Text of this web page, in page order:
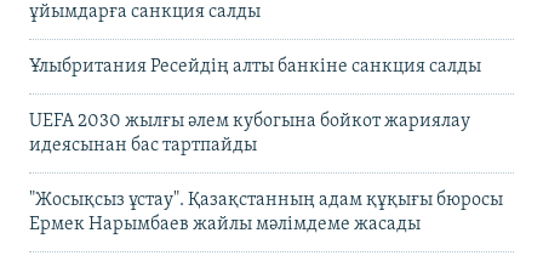
ұйымдарға санкция салды
Ұлыбритания Ресейдің алты банкіне санкция салды
UEFA 2030 жылғы әлем кубогына бойкот жариялау
идеясынан бас тартпайды
"Жосықсыз ұстау". Қазақстанның адам құқығы бюросы
Ермек Нарымбаев жайлы мәлімдеме жасады